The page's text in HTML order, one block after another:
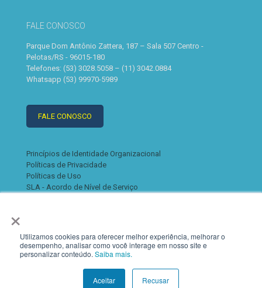
×
Utilizamos cookies para oferecer melhor experiência, melhorar o
desempenho, analisar como você interage em nosso site e
personalizar conteúdo. Saiba mais.
Aceitar Recusar
FALE CONOSCO
Parque Dom Antônio Zattera, 187 – Sala 507 Centro -
Pelotas/RS - 96015-180
Telefones: (53) 3028.5058 – (11) 3042.0884
Whatsapp (53) 99970-5989
FALE CONOSCO
Princípios de Identidade Organizacional
Políticas de Privacidade
Políticas de Uso
SLA - Acordo de Nível de Serviço